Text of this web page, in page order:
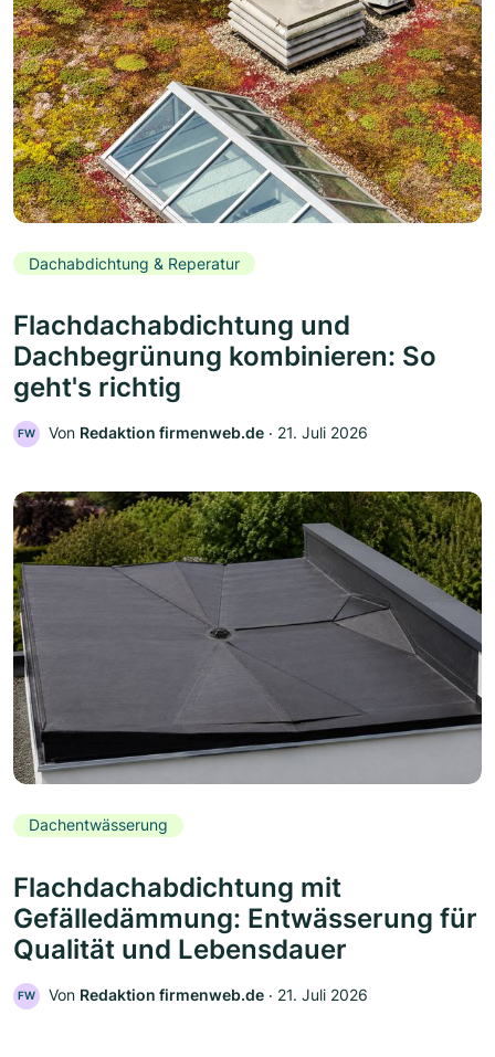
Dachabdichtung & Reperatur
Flachdachabdichtung und
Dachbegrünung kombinieren: So
geht's richtig
FW Von Redaktion firmenweb.de ‧ 21. Juli 2026
Dachentwässerung
Flachdachabdichtung mit
Gefälledämmung: Entwässerung für
Qualität und Lebensdauer
FW Von Redaktion firmenweb.de ‧ 21. Juli 2026